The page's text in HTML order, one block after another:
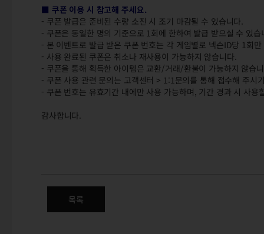
■ 쿠폰 이용 시 참고해 주세요.
- 쿠폰 발급은 준비된 수량 소진 시 조기 마감될 수 있습니다.
- 쿠폰은 동일한 명의 기준으로 1회에 한하여 발급 받으실 수 있습
- 본 이벤트로 발급 받은 쿠폰 번호는 각 게임별로 넥슨ID당 1회
- 사용 완료된 쿠폰은 취소나 재사용이 가능하지 않습니다.
- 쿠폰을 통해 획득한 아이템은 교환/거래/환불이 가능하지 않습
- 쿠폰 사용 관련 문의는 고객센터 > 1:1문의를 통해 접수해 주시
- 쿠폰 번호는 유효기간 내에만 사용 가능하며, 기간 경과 시 사용
감사합니다.
목록